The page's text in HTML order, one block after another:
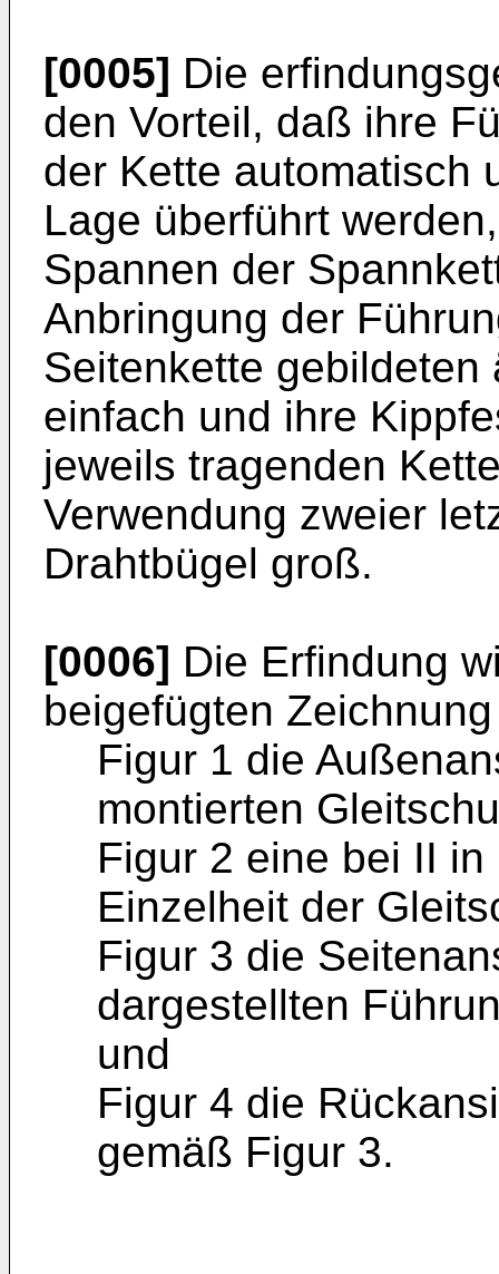
[0005] Die
den Vorteil, daß ihre
der Kette automatisch
Lage überführt
Spannen der
Anbringung der
Seitenkette
einfach und ihre
jeweils tragenden
Verwendung zweier
Drahtbügel groß.
[0006] Die Erfindung
beigefügten
Figur 1 die
montierten
Figur 2 eine bei II
Einzelheit der
Figur 3 die
dargestellten
und
Figur 4 die
gemäß Figur 3.